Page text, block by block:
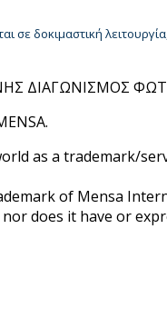
σε δοκιμαστική
ΔΙΑΓΩΝΙΣΜΟΣ
as a trademark/
of Mensa
does it have or